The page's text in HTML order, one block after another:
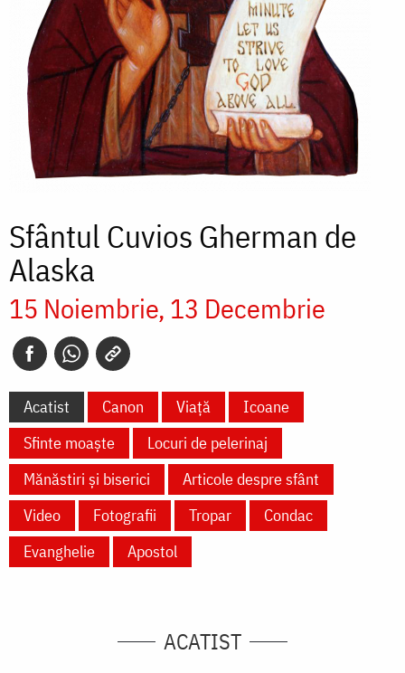
Sfântul Cuvios Gherman de
Alaska
15 Noiembrie 13 Decembrie
Acatist Canon Viață
Icoane
Sfinte moaște
Locuri de pelerinaj
Mănăstiri și biserici
Articole despre sfânt
Video
Fotografii Tropar
Condac
Evanghelie
Apostol
ACATIST